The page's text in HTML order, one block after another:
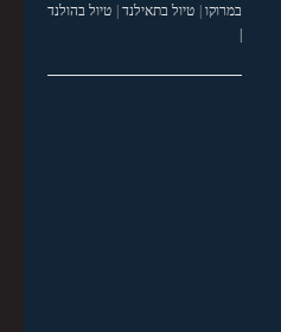
במרוקו| טיול בתאילנד| טיול בהולנד
|